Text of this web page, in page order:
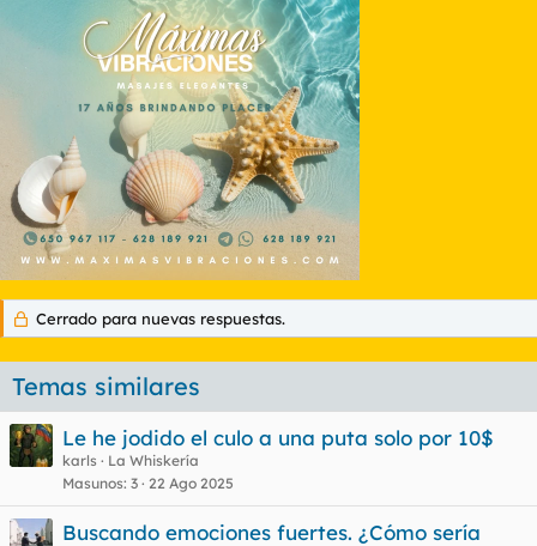
Cerrado para nuevas respuestas.
Temas similares
Le he jodido el culo a una puta solo por 10$
karls
La Whiskería
Masunos 3 22 Ago 2025
Buscando emociones fuertes. ¿Cómo sería